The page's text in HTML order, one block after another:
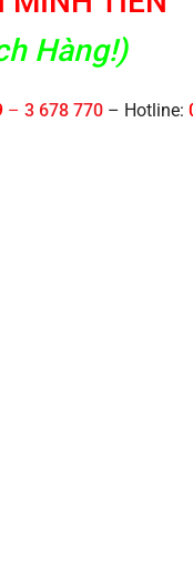
Hàng!)
– 3 678 770 – Hotline: